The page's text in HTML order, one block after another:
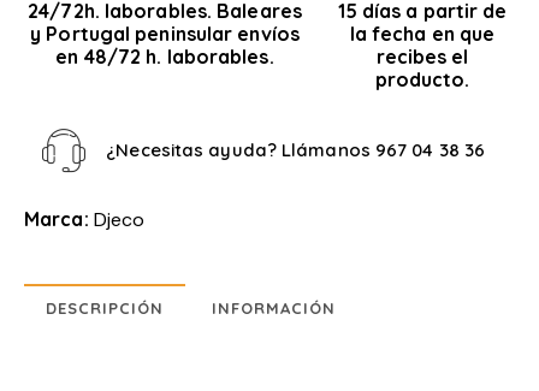
24/72h. laborables. Baleares
y Portugal peninsular envíos
en 48/72 h. laborables.
15 días a partir de
la fecha en que
recibes el
producto.
¿Necesitas ayuda? Llámanos 967 04 38 36
Marca: Djeco
DESCRIPCIÓN INFORMACIÓN